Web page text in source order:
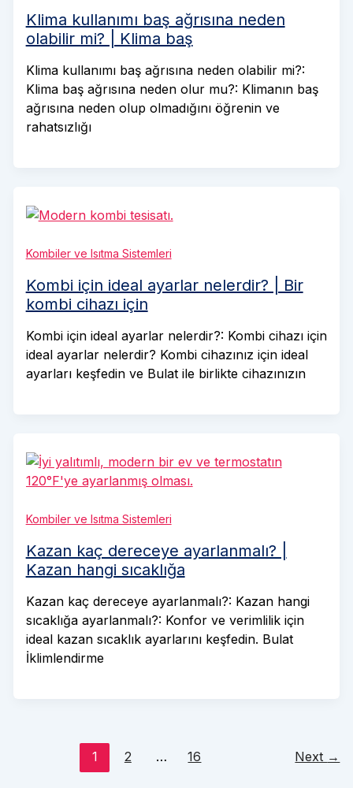
Klima kullanımı baş ağrısına neden
olabilir mi? | Klima baş
Klima kullanımı baş ağrısına neden olabilir mi?:
Klima baş ağrısına neden olur mu?: Klimanın baş
ağrısına neden olup olmadığını öğrenin ve
rahatsızlığı
Kombiler ve Isıtma Sistemleri
Kombi için ideal ayarlar nelerdir? | Bir
kombi cihazı için
Kombi için ideal ayarlar nelerdir?: Kombi cihazı için
ideal ayarlar nelerdir? Kombi cihazınız için ideal
ayarları keşfedin ve Bulat ile birlikte cihazınızın
Kombiler ve Isıtma Sistemleri
Kazan kaç dereceye ayarlanmalı? |
Kazan hangi sıcaklığa
Kazan kaç dereceye ayarlanmalı?: Kazan hangi
sıcaklığa ayarlanmalı?: Konfor ve verimlilik için
ideal kazan sıcaklık ayarlarını keşfedin. Bulat
İklimlendirme
1 2 … 16 Next →